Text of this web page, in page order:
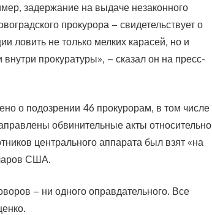
задержание на выдаче незаконного
прокурора – свидетельствует о
ловить не только мелких карасей, но и
прокуратуры», – сказал он на пресс-
о подозрении 46 прокурорам, в том числе
обвинительные акты относительно
центрального аппарата был взят «на
США.
– ни одного оправдательного. Все